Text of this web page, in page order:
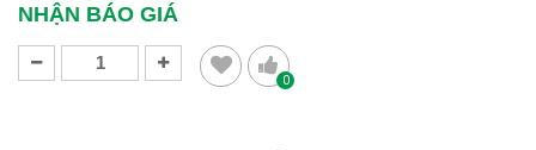
NHẬN BÁO GIÁ
0